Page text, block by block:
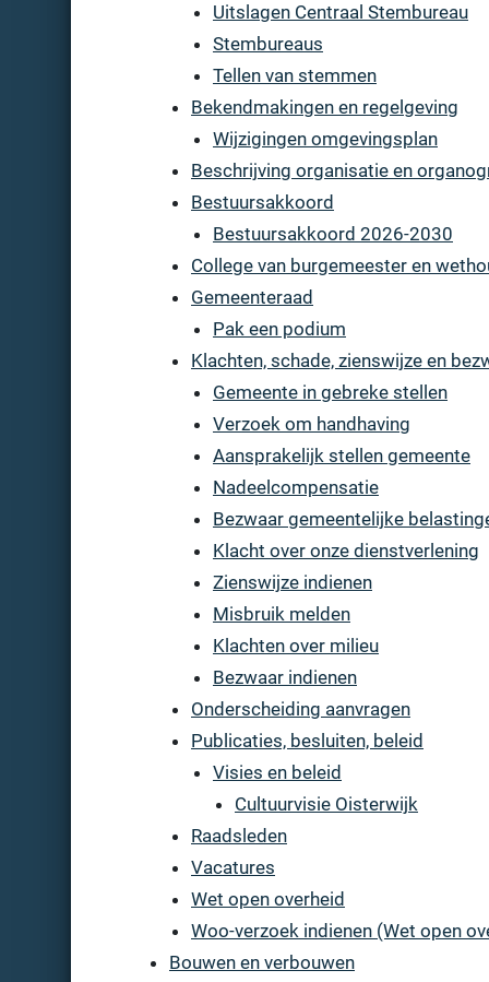
Uitslagen Centraal Stembureau
Stembureaus
Tellen van stemmen
Bekendmakingen en regelgeving
Wijzigingen omgevingsplan
Beschrijving organisatie en
Bestuursakkoord
Bestuursakkoord 2026-2030
College van burgemeester en
Gemeenteraad
Pak een podium
Klachten, schade, zienswijze en
Gemeente in gebreke stellen
Verzoek om handhaving
Aansprakelijk stellen gemeente
Nadeelcompensatie
Bezwaar gemeentelijke
Klacht over onze dienstverlening
Zienswijze indienen
Misbruik melden
Klachten over milieu
Bezwaar indienen
Onderscheiding aanvragen
Publicaties, besluiten, beleid
Visies en beleid
Cultuurvisie Oisterwijk
Raadsleden
Vacatures
Wet open overheid
Woo-verzoek indienen (Wet open
Bouwen en verbouwen